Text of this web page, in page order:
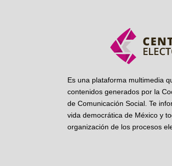
Es una plataforma multimedia
contenidos generados por la
de Comunicación Social. Te
vida democrática de México y
organización de los procesos